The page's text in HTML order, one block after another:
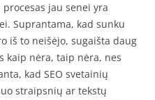
jau senei yra
Suprantama, kad sunku
iš to neišėjo, sugaišta daug
kaip nėra, taip nėra, nes
kad SEO svetainių
straipsnių ar tekstų